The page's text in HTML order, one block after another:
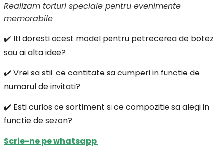
Realizam torturi speciale pentru evenimente
memorabile
✔️ Iti doresti acest model pentru petrecerea de botez
sau ai alta idee?
✔️ Vrei sa stii ce cantitate sa cumperi in functie de
numarul de invitati?
✔️ Esti curios ce sortiment si ce compozitie sa alegi in
functie de sezon?
Scrie-ne pe whatsapp